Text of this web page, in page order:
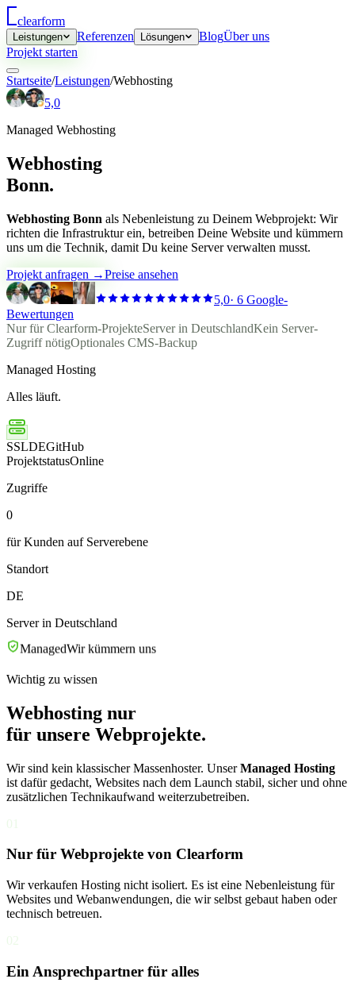
clearform
Leistungen Referenzen Lösungen BlogÜber uns
Projekt starten
Startseite/Leistungen/Webhosting
5,0
Managed Webhosting
Webhosting
Bonn.
Webhosting Bonn als Nebenleistung zu Deinem Webprojekt: Wir
richten die Infrastruktur ein, betreiben Deine Website und kümmern
uns um die Technik, damit Du keine Server verwalten musst.
Projekt anfragen →Preise ansehen
5,0· 6 Google-
Bewertungen
Nur für Clearform-ProjekteServer in DeutschlandKein Server-
Zugriff nötigOptionales CMS-Backup
Managed Hosting
Alles läuft.
SSLDEGitHub
ProjektstatusOnline
Zugriffe
0
für Kunden auf Serverebene
Standort
DE
Server in Deutschland
ManagedWir kümmern uns
Wichtig zu wissen
Webhosting nur
für unsere Webprojekte.
Wir sind kein klassischer Massenhoster. UnserManaged Hosting
ist dafür gedacht, Websites nach dem Launch stabil, sicher und ohne
zusätzlichen Technikaufwand weiterzubetreiben.
01
Nur für Webprojekte von Clearform
Wir verkaufen Hosting nicht isoliert. Es ist eine Nebenleistung für
Websites und Webanwendungen, die wir selbst gebaut haben oder
technisch betreuen.
02
Ein Ansprechpartner für alles